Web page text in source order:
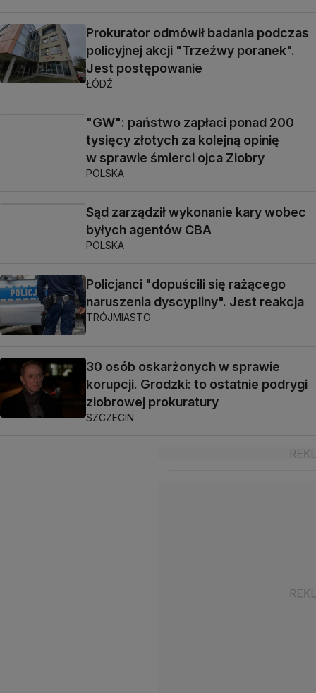
Prokurator odmówił badania podczas
policyjnej akcji "Trzeźwy poranek".
Jest postępowanie
ŁÓDŹ
"GW": państwo zapłaci ponad 200
tysięcy złotych za kolejną opinię
w sprawie śmierci ojca Ziobry
POLSKA
Sąd zarządził wykonanie kary wobec
byłych agentów CBA
POLSKA
Policjanci "dopuścili się rażącego
naruszenia dyscypliny". Jest reakcja
TRÓJMIASTO
30 osób oskarżonych w sprawie
korupcji. Grodzki: to ostatnie podrygi
ziobrowej prokuratury
SZCZECIN